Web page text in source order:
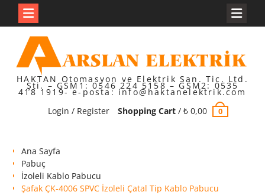
content
HAKTAN Otomasyon ve Elektrik San. Tic. Ltd.
Şti. – GSM1: 0546 224 5158 – GSM2: 0535
418 1919- e-posta: info@haktanelektrik.com
Login / Register
Shopping Cart/ ₺0,00 0
Ana Sayfa
Pabuç
İzoleli Kablo Pabucu
Şafak ÇK-4006 SPVC İzoleli Çatal Tip Kablo Pabucu